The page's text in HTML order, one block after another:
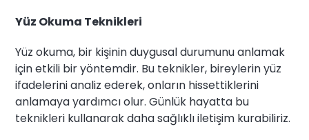
Yüz Okuma Teknikleri
Yüz okuma, bir kişinin duygusal durumunu anlamak
için etkili bir yöntemdir. Bu teknikler, bireylerin yüz
ifadelerini analiz ederek, onların hissettiklerini
anlamaya yardımcı olur. Günlük hayatta bu
teknikleri kullanarak daha sağlıklı iletişim kurabiliriz.